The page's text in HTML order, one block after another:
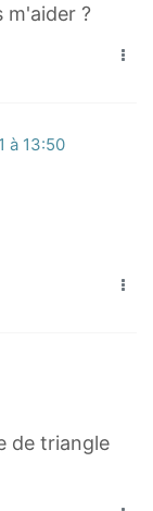
m'aider ?
à 13:50
de triangle